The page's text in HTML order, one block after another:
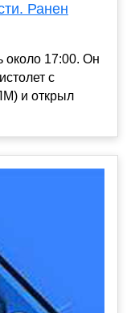
Ранен
около 17:00. Он
с
и открыл